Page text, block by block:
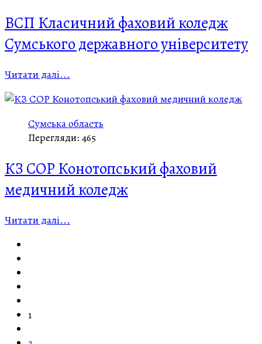
ВСП Класичний фаховий коледж
Сумського державного університету
Читати далі...
Сумська область
Перегляди: 465
КЗ СОР Конотопський фаховий
медичний коледж
Читати далі...
1